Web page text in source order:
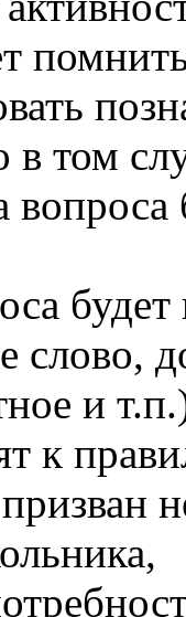
в том
слово,
и
к